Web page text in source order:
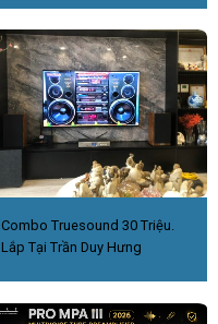
Combo Truesound 30 Triệu.
Lắp Tại Trần Duy Hưng